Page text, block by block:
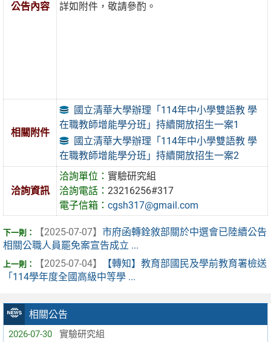
相關公告
2026-07-30 實驗研究組
公告內容
詳如附件，敬請參酌。
相關附件
國立清華大學辦理「114年中小學雙語教 學
在職教師增能學分班」持續開放招生一案1
國立清華大學辦理「114年中小學雙語教 學
在職教師增能學分班」持續開放招生一案2
洽詢資訊
洽詢單位：實驗研究組
洽詢電話：23216256#317
電子信箱：cgsh317@gmail.com
【2025-07-07】 市府函轉銓敘部關於中選會已陸續公告
相關公職人員罷免案宣告成立 ...
【2025-07-04】
【轉知】教育部國民及學前教育署檢送
「114學年度全國高級中等學 ...